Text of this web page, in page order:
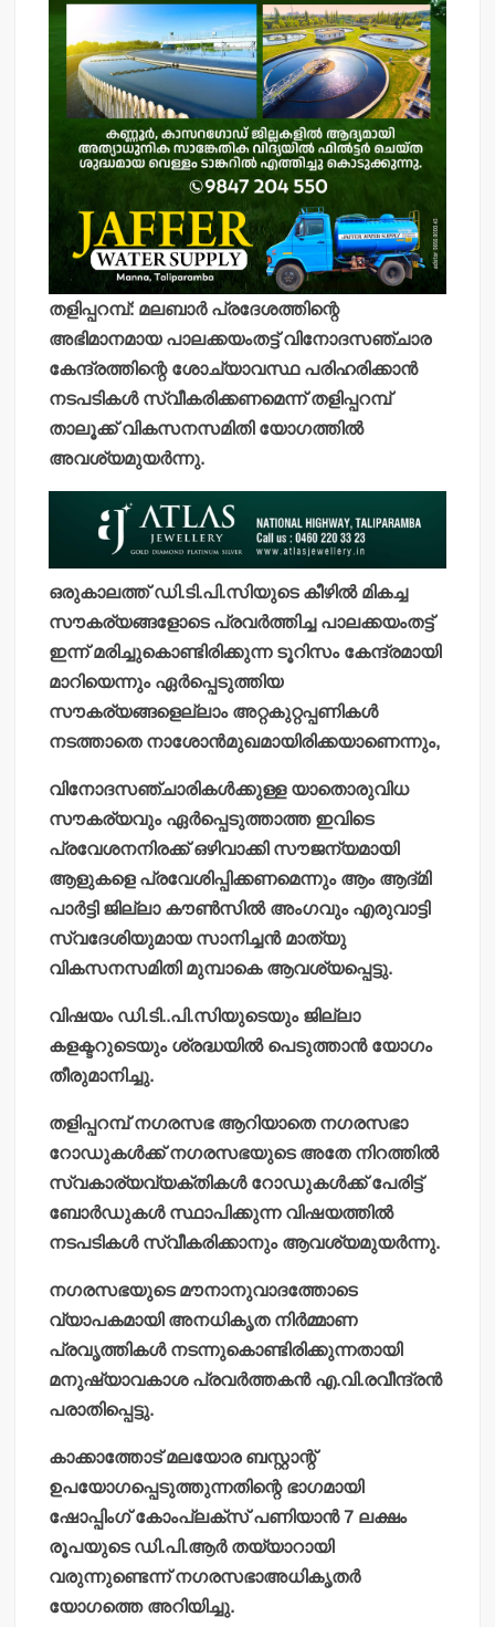
തളിപ്പറമ്പ്: മലബാര്‍ പ്രദേശത്തിന്റെ
അഭിമാനമായ പാലക്കയംതട്ട് വിനോദസഞ്ചാര
കേന്ദ്രത്തിന്റെ ശോച്യാവസ്ഥ പരിഹരിക്കാന്‍
നടപടികള്‍ സ്വീകരിക്കണമെന്ന് തളിപ്പറമ്പ്
താലൂക്ക് വികസനസമിതി യോഗത്തില്‍
അവശ്യമുയര്‍ന്നു.
ഒരുകാലത്ത് ഡി.ടി.പി.സിയുടെ കീഴില്‍ മികച്ച
സൗകര്യങ്ങളോടെ പ്രവര്‍ത്തിച്ച പാലക്കയംതട്ട്
ഇന്ന് മരിച്ചുകൊണ്ടിരിക്കുന്ന ടൂറിസം കേന്ദ്രമായി
മാറിയെന്നും ഏര്‍പ്പെടുത്തിയ
സൗകര്യങ്ങളെല്ലാം അറ്റകുറ്റപ്പണികള്‍
നടത്താതെ നാശോന്‍മുഖമായിരിക്കയാണെന്നും,
വിനോദസഞ്ചാരികള്‍ക്കുള്ള യാതൊരുവിധ
സൗകര്യവും ഏര്‍പ്പെടുത്താത്ത ഇവിടെ
പ്രവേശനനിരക്ക് ഒഴിവാക്കി സൗജന്യമായി
ആളുകളെ പ്രവേശിപ്പിക്കണമെന്നും ആം ആദ്മി
പാര്‍ട്ടി ജില്ലാ കൗണ്‍സില്‍ അംഗവും എരുവാട്ടി
സ്വദേശിയുമായ സാനിച്ചന്‍ മാത്യു
വികസനസമിതി മുമ്പാകെ ആവശ്യപ്പെട്ടു.
വിഷയം ഡി.ടി..പി.സിയുടെയും ജില്ലാ
കളക്ടറുടെയും ശ്രദ്ധയില്‍ പെടുത്താന്‍ യോഗം
തീരുമാനിച്ചു.
തളിപ്പറമ്പ് നഗരസഭ ആറിയാതെ നഗരസഭാ
റോഡുകള്‍ക്ക് നഗരസഭയുടെ അതേ നിറത്തില്‍
സ്വകാര്യവ്യക്തികള്‍ റോഡുകള്‍ക്ക് പേരിട്ട്
ബോര്‍ഡുകള്‍ സ്ഥാപിക്കുന്ന വിഷയത്തില്‍
നടപടികള്‍ സ്വീകരിക്കാനും ആവശ്യമുയര്‍ന്നു.
നഗരസഭയുടെ മൗനാനുവാദത്തോടെ
വ്യാപകമായി അനധികൃത നിര്‍മ്മാണ
പ്രവൃത്തികള്‍ നടന്നുകൊണ്ടിരിക്കുന്നതായി
മനുഷ്യാവകാശ പ്രവര്‍ത്തകന്‍ എ.വി.രവീന്ദ്രന്‍
പരാതിപ്പെട്ടു.
കാക്കാത്തോട് മലയോര ബസ്റ്റാന്റ്
ഉപയോഗപ്പെടുത്തുന്നതിന്റെ ഭാഗമായി
ഷോപ്പിംഗ് കോംപ്ലക്‌സ് പണിയാന്‍ 7 ലക്ഷം
രൂപയുടെ ഡി.പി.ആര്‍ തയ്യാറായി
വരുന്നുണ്ടെന്ന് നഗരസഭാഅധികൃതര്‍
യോഗത്തെ അറിയിച്ചു.